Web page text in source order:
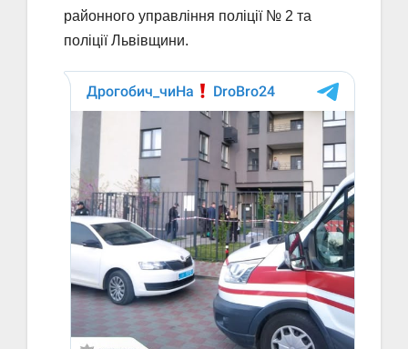
районного управління поліції № 2 та
поліції Львівщини.